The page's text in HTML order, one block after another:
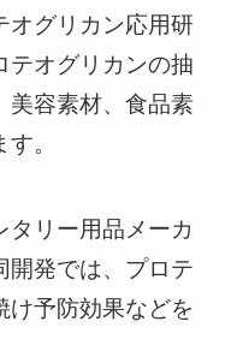
オグリカン応用研
テオグリカンの抽
美容素材、食品素
。
タリー用品メーカ
開発では、プロテ
け予防効果などを